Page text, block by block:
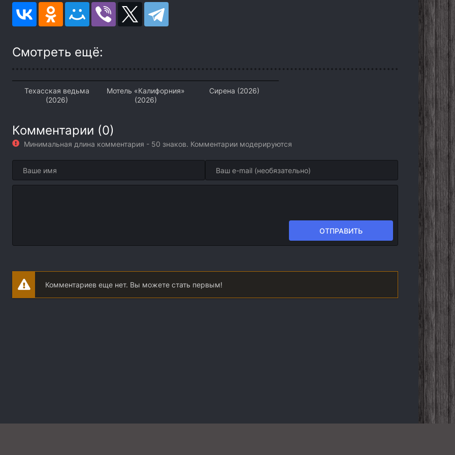
Смотреть ещё:
Техасская ведьма
(2026)
Мотель «Калифорния»
(2026)
Сирена (2026)
Комментарии (0)
Минимальная длина комментария - 50 знаков. Комментарии модерируются
ОТПРАВИТЬ
Комментариев еще нет. Вы можете стать первым!